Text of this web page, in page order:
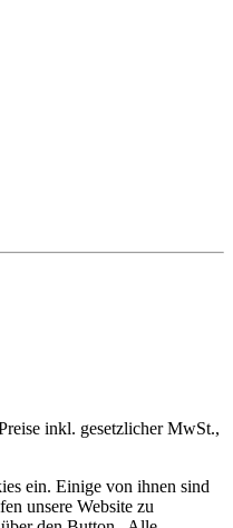
inkl. gesetzlicher MwSt.,
ein. Einige von ihnen sind
unsere Website zu